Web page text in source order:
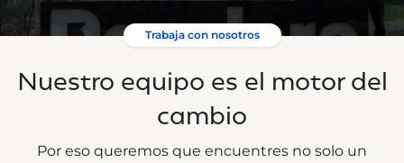
Trabaja con nosotros
Nuestro equipo es el motor del
cambio
Por eso queremos que encuentres no solo un